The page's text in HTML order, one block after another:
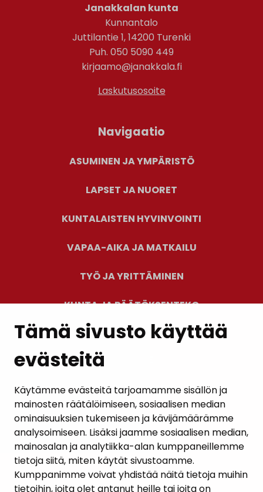
Tämä sivusto käyttää
evästeitä
Käytämme evästeitä tarjoamamme sisällön ja
mainosten räätälöimiseen, sosiaalisen median
ominaisuuksien tukemiseen ja kävijämäärämme
analysoimiseen. Lisäksi jaamme sosiaalisen median,
mainosalan ja analytiikka-alan kumppaneillemme
tietoja siitä, miten käytät sivustoamme.
Kumppanimme voivat yhdistää näitä tietoja muihin
tietoihin, joita olet antanut heille tai joita on
Janakkalan kunta
Kunnantalo
Juttilantie 1, 14200 Turenki
Puh. 050 5090 449
kirjaamo@janakkala.fi
Laskutusosoite
Navigaatio
ASUMINEN JA YMPÄRISTÖ
LAPSET JA NUORET
KUNTALAISTEN HYVINVOINTI
VAPAA-AIKA JA MATKAILU
TYÖ JA YRITTÄMINEN
KUNTA JA PÄÄTÖKSENTEKO
AJANKOHTAISET
YHTEYSTIEDOT
KARTTAPALVELU